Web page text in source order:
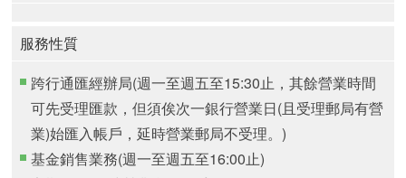
服務性質
跨行通匯經辦局(週一至週五至15:30止，其餘營業時間
可先受理匯款，但須俟次一銀行營業日(且受理郵局有營
業)始匯入帳戶，延時營業郵局不受理。)
基金銷售業務(週一至週五至16:00止)